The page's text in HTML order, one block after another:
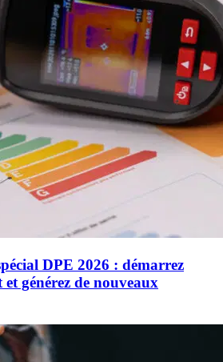
DPE 2026 : démarrez
et générez de nouveaux